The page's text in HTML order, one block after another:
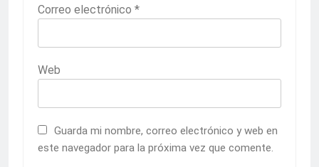
Correo electrónico *
Web
Guarda mi nombre, correo electrónico y web en
este navegador para la próxima vez que comente.